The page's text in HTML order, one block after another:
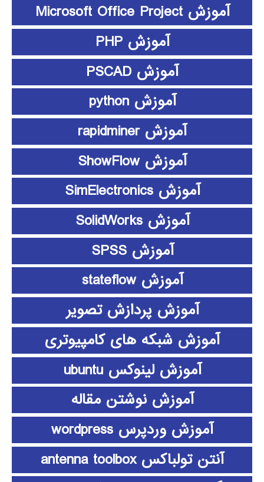
آموزش Microsoft Office Project
آموزش PHP
آموزش PSCAD
آموزش python
آموزش rapidminer
آموزش ShowFlow
آموزش SimElectronics
آموزش SolidWorks
آموزش SPSS
آموزش stateflow
آموزش پردازش تصویر
آموزش شبکه های کامپیوتری
آموزش لینوکس ubuntu
آموزش نوشتن مقاله
آموزش وردپرس wordpress
آنتن تولباکس antenna toolbox